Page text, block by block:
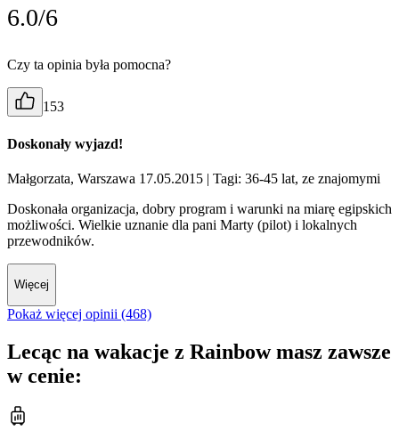
6.0/6
Czy ta opinia była pomocna?
153
Doskonały wyjazd!
Małgorzata, Warszawa 17.05.2015 | Tagi: 36-45 lat, ze znajomymi
Doskonała organizacja, dobry program i warunki na miarę egipskich
możliwości. Wielkie uznanie dla pani Marty (pilot) i lokalnych
przewodników.
Więcej
Pokaż więcej opinii (468)
Lecąc na wakacje z Rainbow masz zawsze
w cenie: